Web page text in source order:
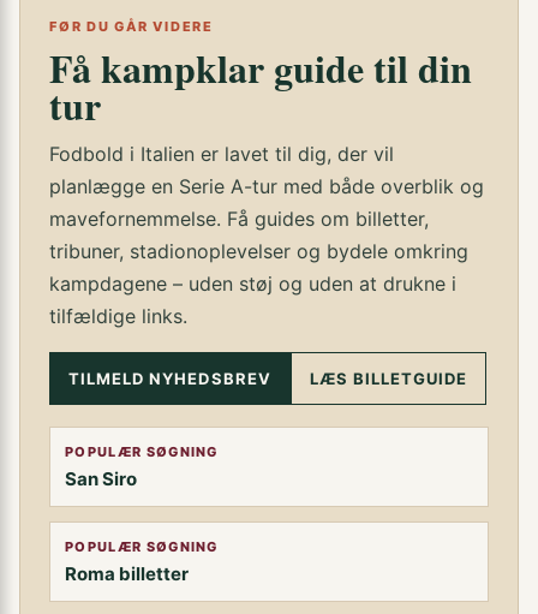
FØR DU GÅR VIDERE
Få kampklar guide til din
tur
Fodbold i Italien er lavet til dig, der vil
planlægge en Serie A-tur med både overblik og
mavefornemmelse. Få guides om billetter,
tribuner, stadionoplevelser og bydele omkring
kampdagene – uden støj og uden at drukne i
tilfældige links.
TILMELD NYHEDSBREV LÆS BILLETGUIDE
POPULÆR SØGNING
San Siro
POPULÆR SØGNING
Roma billetter